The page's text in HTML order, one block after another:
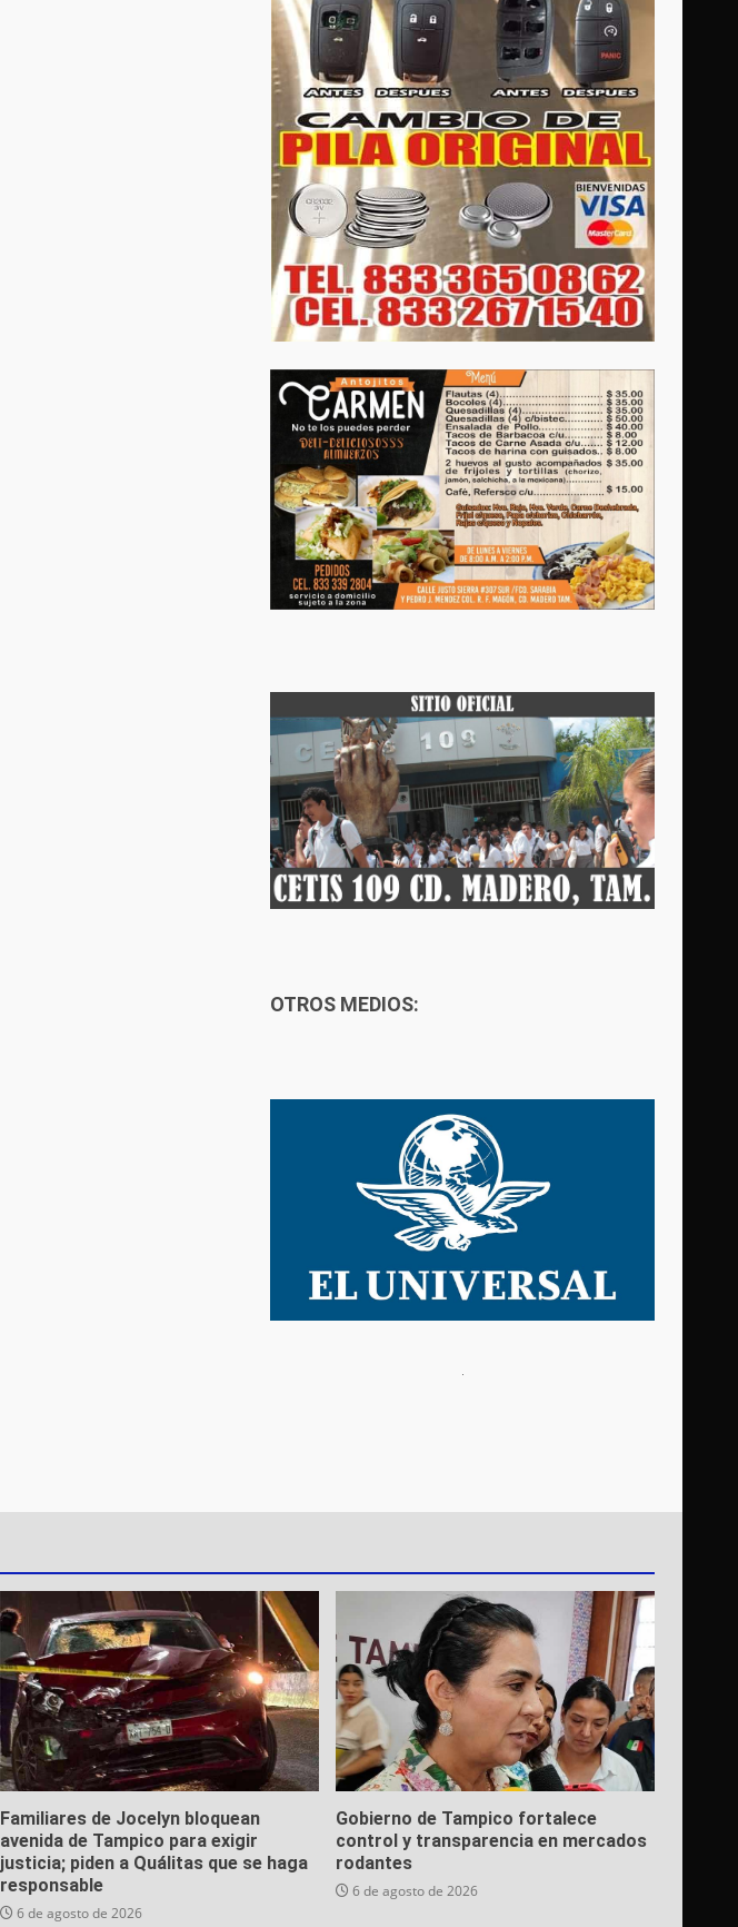
OTROS MEDIOS:
Familiares de Jocelyn bloquean
avenida de Tampico para exigir
justicia; piden a Quálitas que se haga
responsable
6 de agosto de 2026
Gobierno de Tampico fortalece
control y transparencia en mercados
rodantes
6 de agosto de 2026